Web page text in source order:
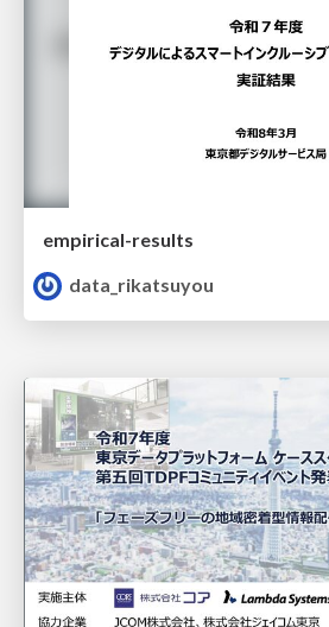
empirical-results
data_rikatsuyou